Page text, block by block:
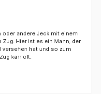
andere Jeck mit einem
Hier ist es ein Mann, der
hat und so zum
karriolt.